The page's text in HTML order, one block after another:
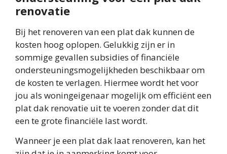
renovatie
Bij het renoveren van een plat dak kunnen de
kosten hoog oplopen. Gelukkig zijn er in
sommige gevallen subsidies of financiële
ondersteuningsmogelijkheden beschikbaar om
de kosten te verlagen. Hiermee wordt het voor
jou als woningeigenaar mogelijk om efficiënt een
plat dak renovatie uit te voeren zonder dat dit
een te grote financiële last wordt.
Wanneer je een plat dak laat renoveren, kan het